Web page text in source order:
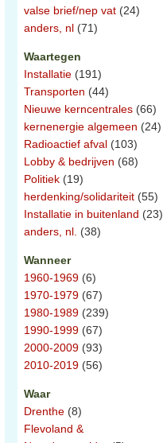
valse brief/nep vat (24)
anders, nl (71)
Waartegen
Installatie (191)
Transporten (44)
Nieuwe kerncentrales (66)
kernenergie algemeen (24)
Radioactief afval (103)
Lobby & bedrijven (68)
Politiek (19)
herdenking/solidariteit (55)
Installatie in buitenland (23)
anders, nl. (38)
Wanneer
1960-1969 (6)
1970-1979 (67)
1980-1989 (239)
1990-1999 (67)
2000-2009 (93)
2010-2019 (56)
Waar
Drenthe (8)
Flevoland &